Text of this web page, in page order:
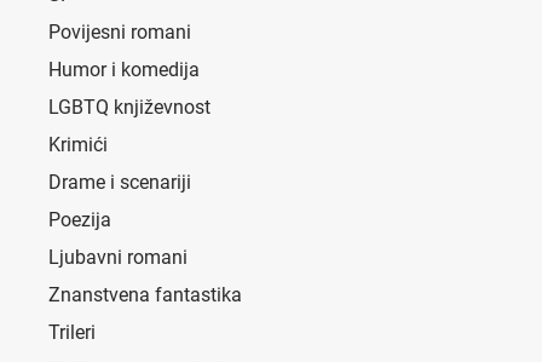
Povijesni romani
Humor i komedija
LGBTQ književnost
Krimići
Drame i scenariji
Poezija
Ljubavni romani
Znanstvena fantastika
Trileri